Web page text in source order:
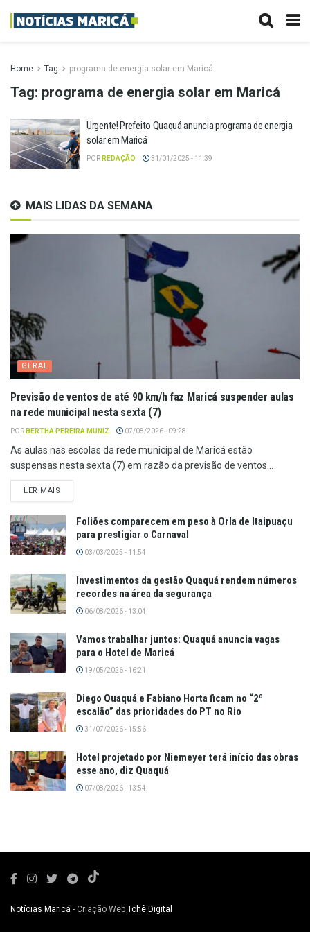
Home Tag programa de energia solar em Maricá
Tag: programa de energia solar em Maricá
Urgente! Prefeito Quaquá anuncia programa de energia
solar em Maricá
POR REDAÇÃO 31/01/2025 - 11:39
MAIS LIDAS DA SEMANA
GERAL
Previsão de ventos de até 90 km/h faz Maricá suspender aulas
na rede municipal nesta sexta (7)
POR BERTHA PEREIRA MUNIZ 07/08/2026 - 09:28
As aulas nas escolas da rede municipal de Maricá estão
suspensas nesta sexta (7) em razão da previsão de ventos...
LER MAIS
Foliões comparecem em peso à Orla de Itaipuaçu
para prestigiar o Carnaval
03/03/2025 - 11:54
Investimentos da gestão Quaquá rendem números
recordes na área da segurança
06/08/2026 - 13:04
Vamos trabalhar juntos: Quaquá anuncia vagas
para o Hotel de Maricá
19/05/2026 - 16:21
Diego Quaquá e Fabiano Horta ficam no “2º
escalão” das prioridades do PT no Rio
31/07/2026 - 15:56
Hotel projetado por Niemeyer terá início das obras
esse ano, diz Quaquá
07/08/2026 - 13:54
Notícias Maricá - Criação Web Tchê Digital